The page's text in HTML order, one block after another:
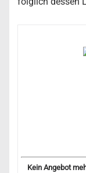
Kein Angebot